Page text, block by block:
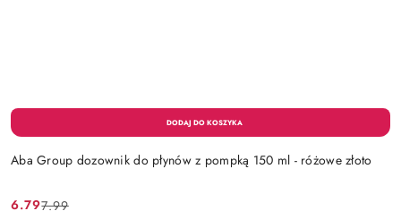
Aba Group dozownik do płynów z pompką 150 ml - różowe złoto
6.797.99